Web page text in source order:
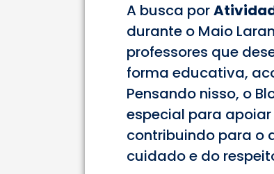
A busca por
durante o Maio
professores que
forma educativa,
Pensando nisso, o
especial para
contribuindo para o
cuidado e do